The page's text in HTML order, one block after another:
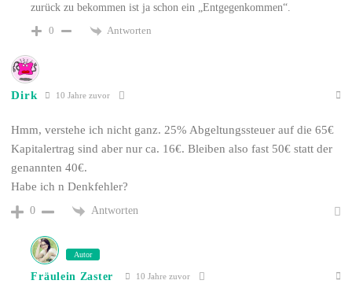
zurück zu bekommen ist ja schon ein „Entgegenkommen“.
0
Antworten
Dirk 10 Jahre zuvor
Hmm, verstehe ich nicht ganz. 25% Abgeltungssteuer auf die 65€
Kapitalertrag sind aber nur ca. 16€. Bleiben also fast 50€ statt der
genannten 40€.
Habe ich n Denkfehler?
0 Antworten
Autor
Fräulein Zaster 10 Jahre zuvor